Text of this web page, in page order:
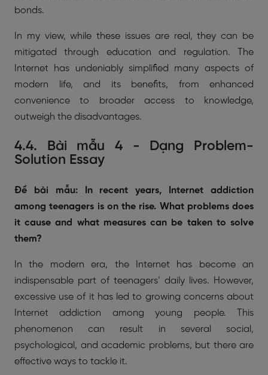
bonds.
In my view, while these issues are real, they can be
mitigated through education and regulation. The
Internet has undeniably simplified many aspects of
modern life, and its benefits, from enhanced
convenience to broader access to knowledge,
outweigh the disadvantages.
4.4. Bài mẫu 4 - Dạng Problem-
Solution Essay
Đề bài mẫu: In recent years, Internet addiction
among teenagers is on the rise. What problems does
it cause and what measures can be taken to solve
them?
In the modern era, the Internet has become an
indispensable part of teenagers’ daily lives. However,
excessive use of it has led to growing concerns about
Internet addiction among young people. This
phenomenon can result in several social,
psychological, and academic problems, but there are
effective ways to tackle it.